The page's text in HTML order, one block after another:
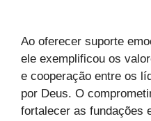
Ao oferecer suporte
ele exemplificou os
e cooperação entre os
por Deus. O
fortalecer as fundações